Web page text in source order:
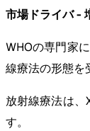
市場ドライバ -
WHOの専門家
線療法の形態を
放射線療法は
す。